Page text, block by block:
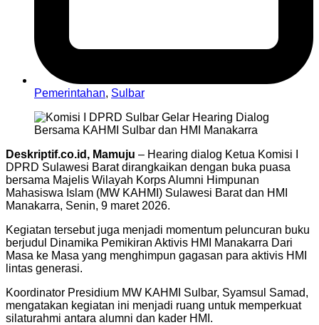
Pemerintahan, Sulbar
Deskriptif.co.id, Mamuju – Hearing dialog Ketua Komisi I
DPRD Sulawesi Barat dirangkaikan dengan buka puasa
bersama Majelis Wilayah Korps Alumni Himpunan
Mahasiswa Islam (MW KAHMI) Sulawesi Barat dan HMI
Manakarra, Senin, 9 maret 2026.
Kegiatan tersebut juga menjadi momentum peluncuran buku
berjudul Dinamika Pemikiran Aktivis HMI Manakarra Dari
Masa ke Masa yang menghimpun gagasan para aktivis HMI
lintas generasi.
Koordinator Presidium MW KAHMI Sulbar, Syamsul Samad,
mengatakan kegiatan ini menjadi ruang untuk memperkuat
silaturahmi antara alumni dan kader HMI.